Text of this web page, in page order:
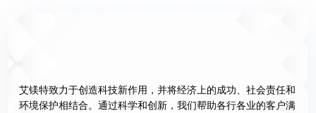
艾镁特致力于创造科技新作用，并将经济上的成功、社会责任和
环境保护相结合。通过科学和创新，我们帮助各行各业的客户满